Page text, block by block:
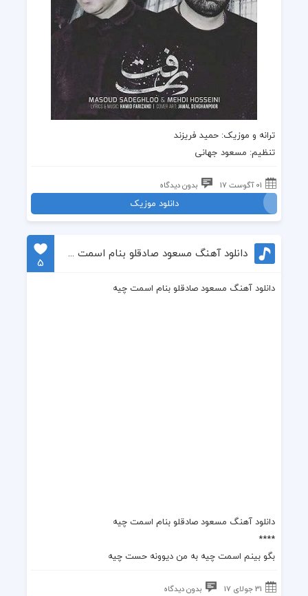
ترانه و موزیک: حمید فریزند
تنظیم: مسعود جهانی
01 آگوست 17 بدون دیدگاه
دانلود موزیک
دانلود آهنگ مسعود صادقلو بنام اسمت چیه
5
دانلود آهنگ مسعود صادقلو بنام اسمت چیه
دانلود آهنگ مسعود صادقلو بنام اسمت چیه
****
بگو بینم اسمت چیه به من دیوونه حست چیه
31 جولای 17 بدون دیدگاه